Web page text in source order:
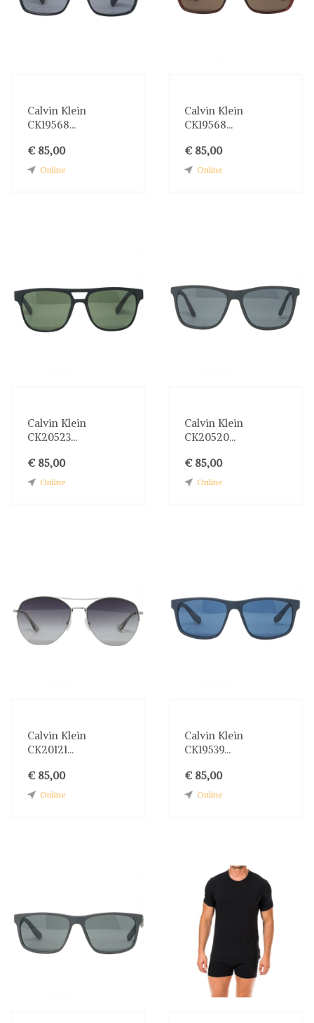
Calvin Klein
CK19568...
€ 85,00
Online
Calvin Klein
CK19568...
€ 85,00
Online
Calvin Klein
CK20523...
€ 85,00
Online
Calvin Klein
CK20520...
€ 85,00
Online
Calvin Klein
CK20121...
€ 85,00
Online
Calvin Klein
CK19539...
€ 85,00
Online